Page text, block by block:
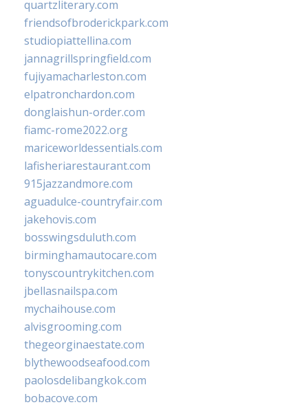
quartzliterary.com
friendsofbroderickpark.com
studiopiattellina.com
jannagrillspringfield.com
fujiyamacharleston.com
elpatronchardon.com
donglaishun-order.com
fiamc-rome2022.org
mariceworldessentials.com
lafisheriarestaurant.com
915jazzandmore.com
aguadulce-countryfair.com
jakehovis.com
bosswingsduluth.com
birminghamautocare.com
tonyscountrykitchen.com
jbellasnailspa.com
mychaihouse.com
alvisgrooming.com
thegeorginaestate.com
blythewoodseafood.com
paolosdelibangkok.com
bobacove.com